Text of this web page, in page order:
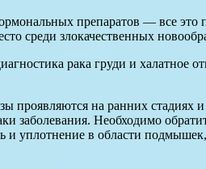
препаратов — все
среди злокачественных
рака груди и
проявляются на ранних
заболевания. Необходимо
и уплотнение в области